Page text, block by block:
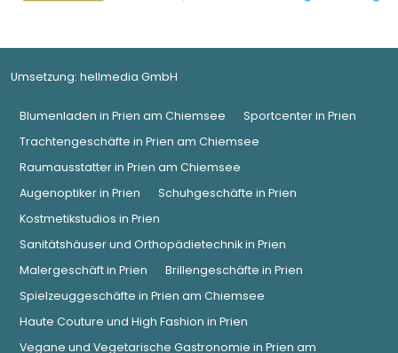
Umsetzung: hellmedia GmbH
Blumenladen in Prien am Chiemsee
Sportcenter in Prien
Trachtengeschäfte in Prien am Chiemsee
Raumausstatter in Prien am Chiemsee
Augenoptiker in Prien
Schuhgeschäfte in Prien
Kostmetikstudios in Prien
Sanitätshäuser und Orthopädietechnik in Prien
Malergeschäft in Prien
Brillengeschäfte in Prien
Spielzeuggeschäfte in Prien am Chiemsee
Haute Couture und High Fashion in Prien
Vegane und Vegetarische Gastronomie in Prien am